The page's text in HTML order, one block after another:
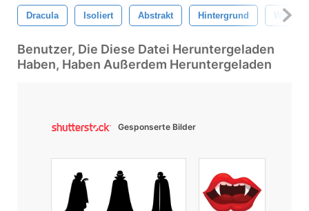
Dracula Isoliert Abstrakt Hintergrund Weiß
Benutzer, Die Diese Datei Heruntergeladen
Haben, Haben Außerdem Heruntergeladen
Gesponserte Bilder